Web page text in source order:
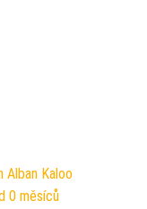
Alban Kaloo
0 měsíců